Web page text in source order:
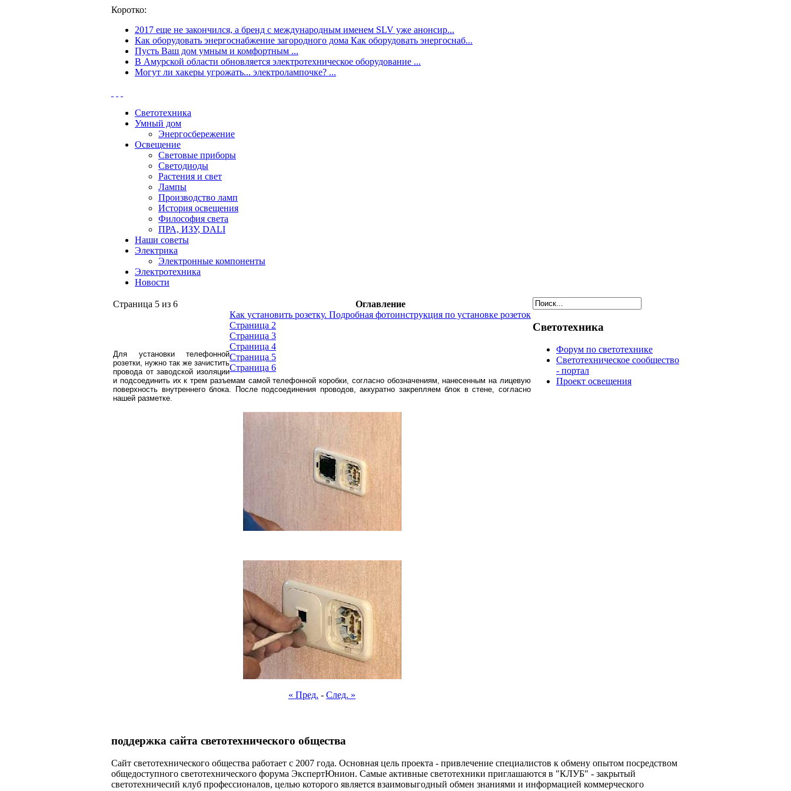
Коротко:
2017 еще не закончился, а бренд с международным именем SLV уже анонсир...
Как оборудовать энергоснабжение загородного дома Как оборудовать энергоснаб...
Пусть Ваш дом умным и комфортным ...
В Амурской области обновляется электротехническое оборудование ...
Могут ли хакеры угрожать... электролампочке? ...
Светотехника
Умный дом
Энергосбережение
Освещение
Световые приборы
Светодиоды
Растения и свет
Лампы
Производство ламп
История освещения
Философия света
ПРА, ИЗУ, DALI
Наши советы
Электрика
Электронные компоненты
Электротехника
Новости
Оглавление
Как установить розетку. Подробная фотоинструкция по установке розеток
Страница 2
Страница 3
Страница 4
Страница 5
Страница 6
Страница 5 из 6
Для установки телефонной
розетки, нужно так же зачистить
провода от заводской изоляции
и подсоединить их к трем разъемам самой телефонной коробки, согласно обозначениям, нанесенным на лицевую
поверхность внутреннего блока. После подсоединения проводов, аккуратно закрепляем блок в стене, согласно
нашей разметке.
« Пред. - След. »
Светотехника
Форум по светотехнике
Светотехническое сообщество
- портал
Проект освещения
поддержка сайта светотехнического общества
Сайт светотехнического общества работает с 2007 года. Основная цель проекта - привлечение специалистов к обмену опытом посредством
общедоступного светотехнического форума ЭкспертЮнион. Самые активные светотехники приглашаются в "КЛУБ" - закрытый
светотехничесий клуб профессионалов, целью которого является взаимовыгодный обмен знаниями и информацией коммерческого